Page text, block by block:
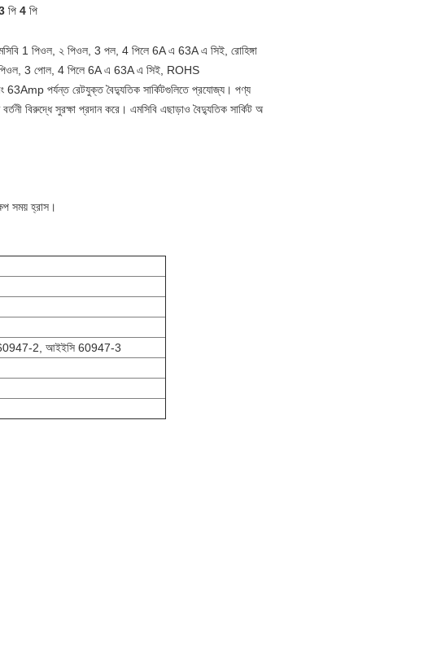
পি 4 পি
1 পিওল, ২ পিওল, 3 পল, 4 পিলে 6A এ 63A এ সিই, রোহিঙ্গা
পিওল, 3 পোল, 4 পিলে 6A এ 63A এ সিই, ROHS
63Amp পর্যন্ত রেটযুক্ত বৈদ্যুতিক সার্কিটগুলিতে প্রযোজ্য। পণ্য
বিরুদ্ধে সুরক্ষা প্রদান করে। এমসিবি এছাড়াও বৈদ্যুতিক সার্কিট অ
সময় হ্রাস।
2, আইইসি 60947-3